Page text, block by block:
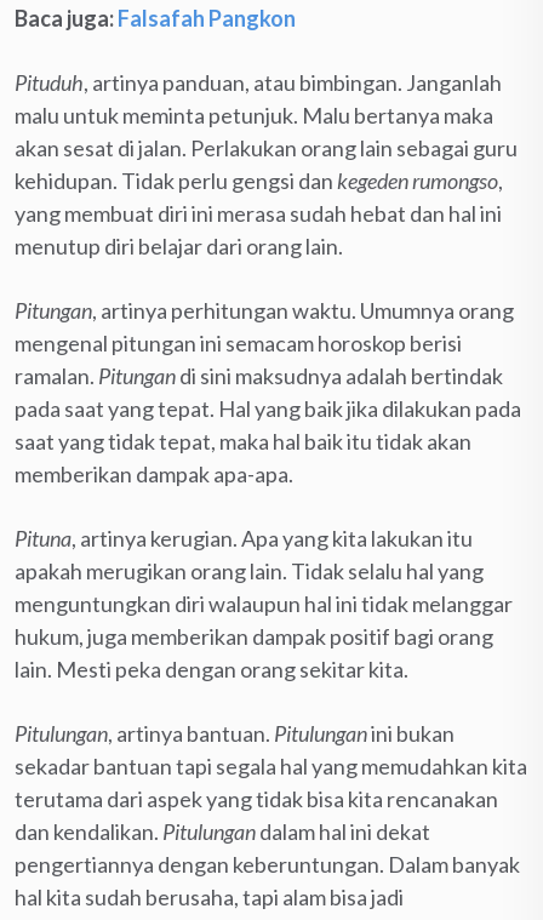
Baca juga:Falsafah Pangkon
Pituduh, artinya panduan, atau bimbingan. Janganlah
malu untuk meminta petunjuk. Malu bertanya maka
akan sesat di jalan. Perlakukan orang lain sebagai guru
kehidupan. Tidak perlu gengsi dan kegeden rumongso,
yang membuat diri ini merasa sudah hebat dan hal ini
menutup diri belajar dari orang lain.
Pitungan, artinya perhitungan waktu. Umumnya orang
mengenal pitungan ini semacam horoskop berisi
ramalan. Pitungandi sini maksudnya adalah bertindak
pada saat yang tepat. Hal yang baik jika dilakukan pada
saat yang tidak tepat, maka hal baik itu tidak akan
memberikan dampak apa-apa.
Pituna, artinya kerugian. Apa yang kita lakukan itu
apakah merugikan orang lain. Tidak selalu hal yang
menguntungkan diri walaupun hal ini tidak melanggar
hukum, juga memberikan dampak positif bagi orang
lain. Mesti peka dengan orang sekitar kita.
Pitulungan, artinya bantuan. Pitulunganini bukan
sekadar bantuan tapi segala hal yang memudahkan kita
terutama dari aspek yang tidak bisa kita rencanakan
dan kendalikan. Pitulungandalam hal ini dekat
pengertiannya dengan keberuntungan. Dalam banyak
hal kita sudah berusaha, tapi alam bisa jadi